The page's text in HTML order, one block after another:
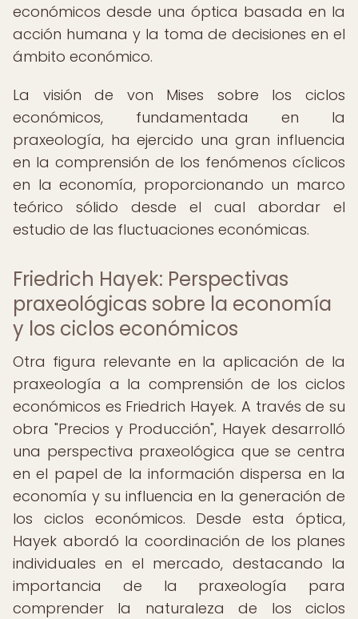
económicos desde una óptica basada en la
acción humana y la toma de decisiones en el
ámbito económico.
La visión de von Mises sobre los ciclos
económicos, fundamentada en la
praxeología, ha ejercido una gran influencia
en la comprensión de los fenómenos cíclicos
en la economía, proporcionando un marco
teórico sólido desde el cual abordar el
estudio de las fluctuaciones económicas.
Friedrich Hayek: Perspectivas
praxeológicas sobre la economía
y los ciclos económicos
Otra figura relevante en la aplicación de la
praxeología a la comprensión de los ciclos
económicos es Friedrich Hayek. A través de su
obra "Precios y Producción", Hayek desarrolló
una perspectiva praxeológica que se centra
en el papel de la información dispersa en la
economía y su influencia en la generación de
los ciclos económicos. Desde esta óptica,
Hayek abordó la coordinación de los planes
individuales en el mercado, destacando la
importancia de la praxeología para
comprender la naturaleza de los ciclos